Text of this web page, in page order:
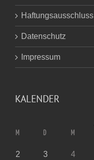
Haftungsausschluss
Datenschutz
Impressum
KALENDER
M D M
2
3 4